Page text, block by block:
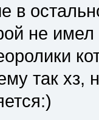
в
не
так хз,